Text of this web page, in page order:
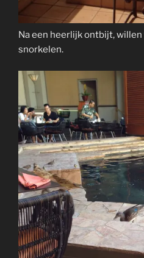
Na een heerlijk ontbijt, willen
snorkelen.